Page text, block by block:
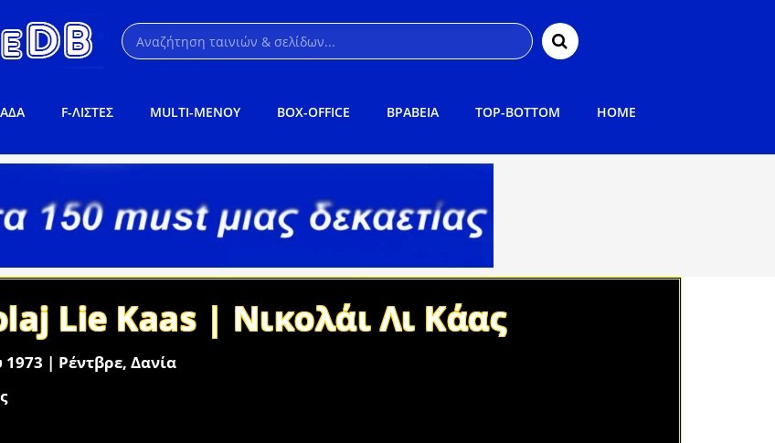
F-ΛΙΣΤΕΣ MULTI-ΜΕΝΟΥ BOX-OFFICE ΒΡΑΒΕΙΑ TOP-BOTTOM HOME
Lie Kaas | Νικολάι Λι Κάας
| Ρέντβρε, Δανία